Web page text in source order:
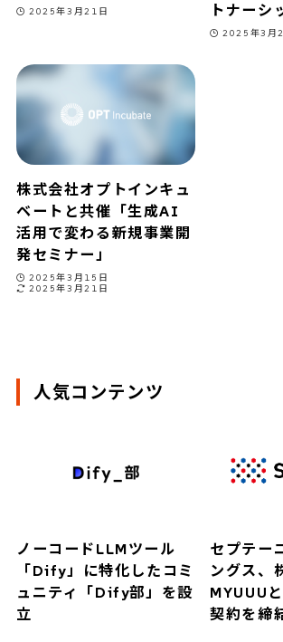
2025年3月21日
トナーシ
2025年3月
株式会社オプトインキュ
ベートと共催「生成AI
活用で変わる新規事業開
発セミナー」
2025年3月15日
2025年3月21日
人気コンテンツ
ノーコードLLMツール
「Dify」に特化したコミ
ュニティ「Dify部」を設
立
セプテー
ングス、
MYUUU
契約を締